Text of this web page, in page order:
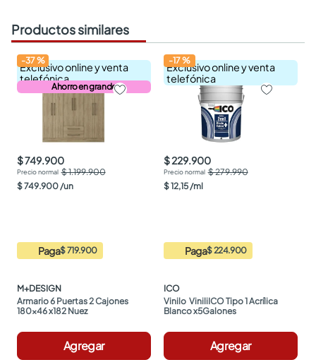
Productos similares
Exclusivo online y venta
telefónica
Ahorro en grande
-37%
$ 749.900
$ 1.199.900
$749.900 /un
Paga$ 719.900
M+DESIGN
Armario 6 Puertas 2 Cajones
180x46 x182 Nuez
Agregar
Exclusivo online y venta
telefónica
-17%
$ 229.900
$ 279.990
$12,15 /ml
Paga$ 224.900
ICO
Vinilo  ViniliICO Tipo 1 Acrílica
Blanco x5Galones
Agregar